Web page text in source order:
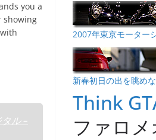
you a
showing
ル –
2007年東京モーター
新春初日の出を眺め
Think
ファロメ